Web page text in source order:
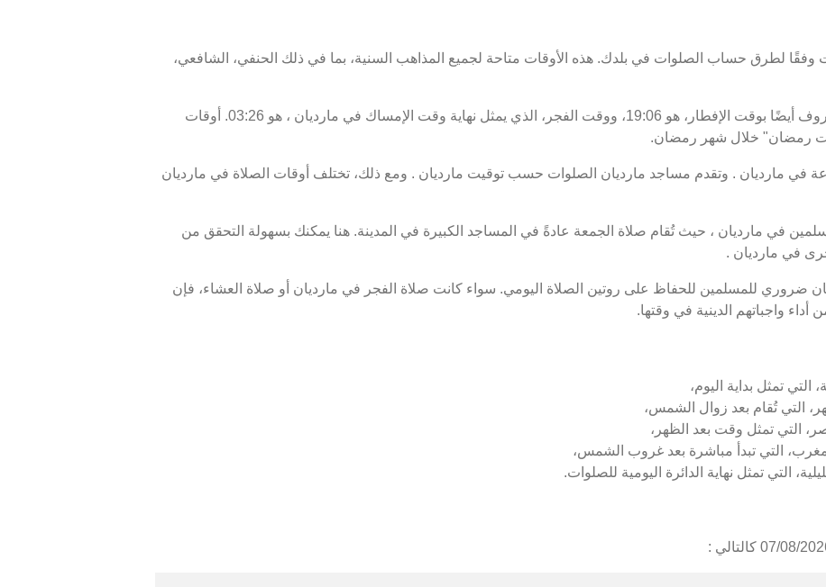
وفقًا لطرق حساب الصلوات في بلدك. هذه الأوقات متاحة لجميع المذاهب السنية، بما في ذلك الحنفي، الشافعي،
موعد غروب الشمس في مارديان ، المعروف أيضًا بوقت الإفطار، هو 19:06، ووقت الفجر، الذي يمثل نهاية وقت الإمساك في مارديان ، هو 03:26. أوقات
رمضان" خلال شهر رمضان.
في مارديان . وتقدم مساجد مارديان الصلوات حسب توقيت مارديان . ومع ذلك، تختلف أوقات الصلاة في مارديان
في مارديان ، حيث تُقام صلاة الجمعة عادةً في المساجد الكبيرة في المدينة. هنا يمكنك بسهولة التحقق من
في مارديان .
ضروري للمسلمين للحفاظ على روتين الصلاة اليومي. سواء كانت صلاة الفجر في مارديان أو صلاة العشاء، فإن
واجباتهم الدينية في وقتها.
تمثل بداية اليوم،
التي تُقام بعد زوال الشمس،
التي تمثل وقت بعد الظهر،
التي تبدأ مباشرة بعد غروب الشمس،
التي تمثل نهاية الدائرة اليومية للصلوات.